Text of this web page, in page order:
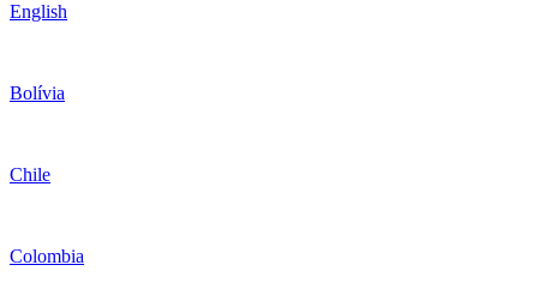
English
Bolívia
Chile
Colombia